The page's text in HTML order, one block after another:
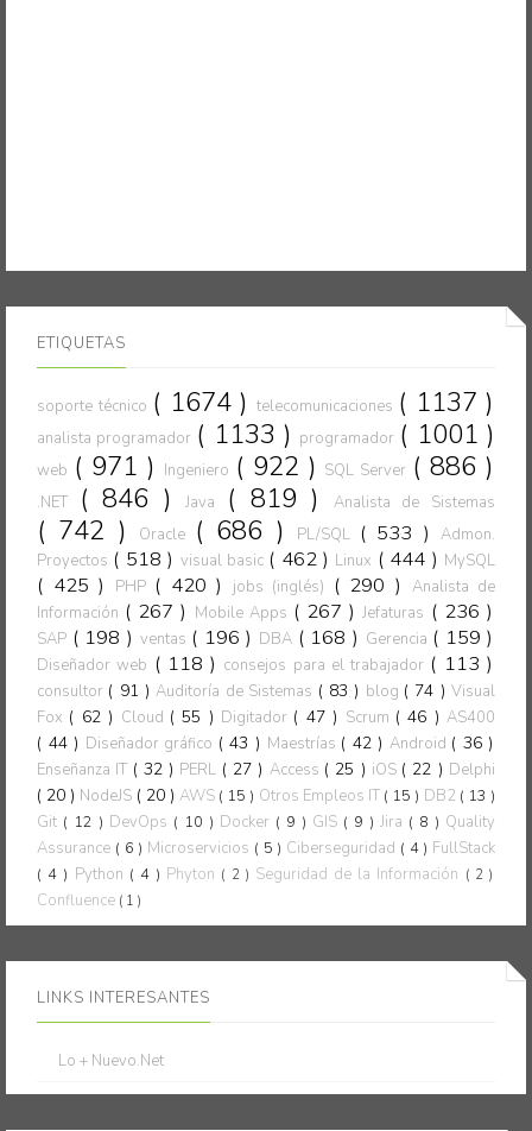
ETIQUETAS
soporte técnico ( 1674 ) telecomunicaciones ( 1137 )
analista programador ( 1133 ) programador ( 1001 )
web ( 971 ) Ingeniero ( 922 ) SQL Server ( 886 )
.NET ( 846 )Java ( 819 ) Analista de Sistemas
( 742 ) Oracle ( 686 ) PL/SQL ( 533 )Admon.
Proyectos ( 518 ) visual basic ( 462 ) Linux ( 444 ) MySQL
( 425 ) PHP ( 420 ) jobs (inglés) ( 290 )
Analista de
Información ( 267 ) Mobile Apps ( 267 )Jefaturas ( 236 )
SAP ( 198 ) ventas ( 196 ) DBA ( 168 ) Gerencia ( 159 )
Diseñador web ( 118 ) consejos para el trabajador ( 113 )
consultor ( 91 )Auditoría de Sistemas ( 83 ) blog ( 74 )Visual
Fox ( 62 ) Cloud ( 55 ) Digitador ( 47 ) Scrum ( 46 ) AS400
( 44 ) Diseñador gráfico ( 43 ) Maestrías ( 42 ) Android ( 36 )
Enseñanza IT ( 32 ) PERL ( 27 ) Access ( 25 ) iOS ( 22 ) Delphi
( 20 ) NodeJS ( 20 )AWS ( 15 ) Otros Empleos IT ( 15 ) DB2 ( 13 )
Git ( 12 ) DevOps ( 10 ) Docker ( 9 ) GIS ( 9 ) Jira ( 8 ) Quality
Assurance ( 6 ) Microservicios ( 5 ) Ciberseguridad ( 4 ) FullStack
( 4 ) Python ( 4 ) Phyton ( 2 ) Seguridad de la Información ( 2 )
Confluence ( 1 )
LINKS INTERESANTES
Lo + Nuevo.Net